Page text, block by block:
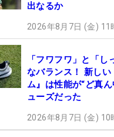
出なるか
2026年8月7日 (金) 11
「フワフワ」と「し
なバランス！ 新しい
ム』は性能が“ど真
ューズだった
2026年8月7日 (金) 10